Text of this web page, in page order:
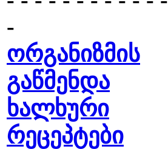
-
ორგანიზმის
გაწმენდა
ხალხური
რეცეპტები